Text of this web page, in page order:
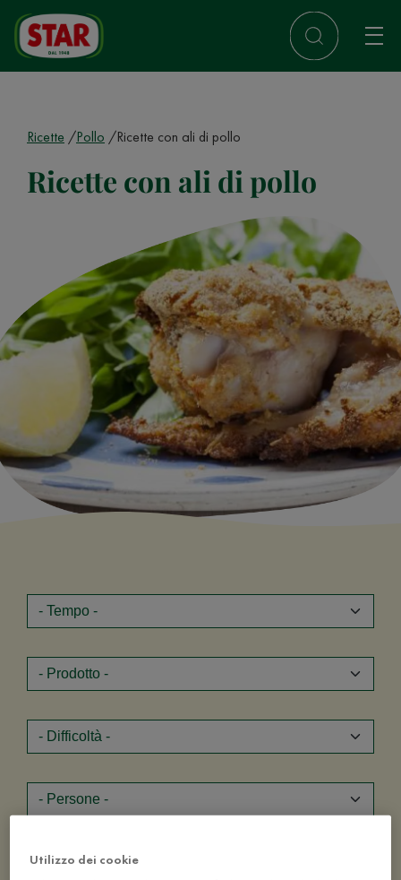
Ricette Pollo Ricette con ali di pollo
Ricette con ali di pollo
Utilizzo dei cookie